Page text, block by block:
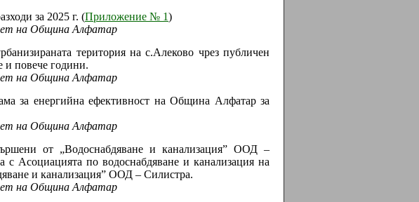
за 2025 г. (Приложение № 1)
на Община Алфатар
територия на с.Алеково чрез публичен
и повече години.
на Община Алфатар
за енергийна ефективност на Община Алфатар за
на Община Алфатар
от „Водоснабдяване и канализация” ООД –
с Асоциацията по водоснабдяване и канализация на
и канализация” ООД – Силистра.
на Община Алфатар